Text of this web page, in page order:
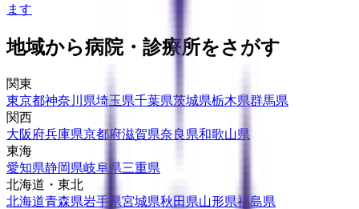
ます
地域から病院・診療所をさがす
関東
東京都神奈川県埼玉県千葉県茨城県栃木県群馬県
関西
大阪府兵庫県京都府滋賀県奈良県和歌山県
東海
愛知県静岡県岐阜県三重県
北海道・東北
北海道青森県岩手県宮城県秋田県山形県福島県